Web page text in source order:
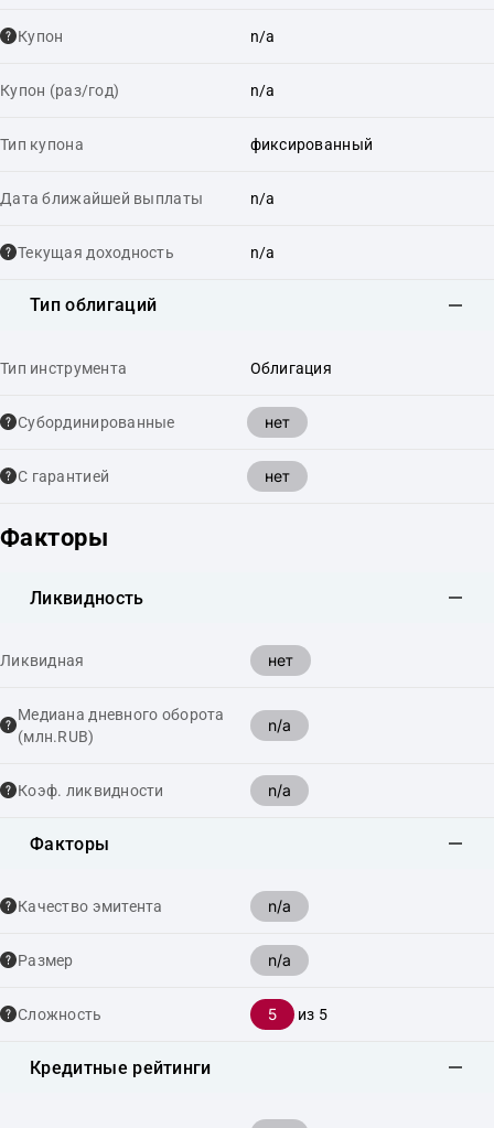
Купон n/a
Купон (раз/год) n/a
Тип купона фиксированный
Дата ближайшей выплаты n/a
Текущая доходность n/a
Тип облигаций
Тип инструмента Облигация
Cубординированные нет
С гарантией нет
Факторы
Ликвидность
Ликвидная нет
Медиана дневного оборота
(млн.RUB)
n/a
Коэф. ликвидности n/a
Факторы
Качество эмитента n/a
Размер n/a
Сложность 5 из 5
Кредитные рейтинги